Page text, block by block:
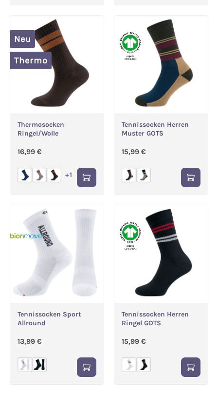
Neu
Thermo
Thermosocken
Ringel/Wolle
+1
Regulärer Preis:
16,99 €
Tennissocken Herren
Muster GOTS
Regulärer Preis:
15,99 €
Tennissocken Sport
Allround
Regulärer Preis:
13,99 €
Tennissocken Herren
Ringel GOTS
Regulärer Preis:
15,99 €